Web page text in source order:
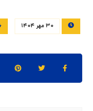
30 مهر 1404